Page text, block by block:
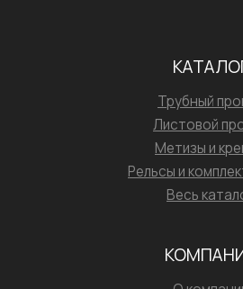
Трубный
Листовой
Метизы и
Рельсы и
Весь